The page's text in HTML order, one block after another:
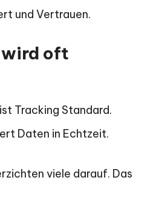
und Vertrauen.
oft
Tracking Standard.
Daten in Echtzeit.
viele darauf. Das